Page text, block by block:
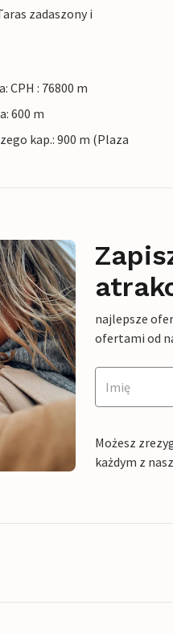
zadaszony i
CPH : 76800 m
600 m
kap.: 900 m (Plaza
najlepsze
ofertami od
Możesz
każdym z